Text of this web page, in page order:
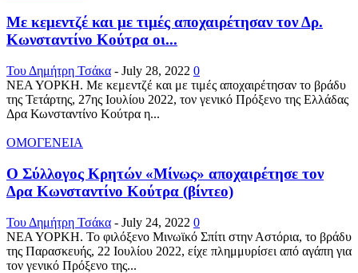
Με κεμεντζέ και με τιμές αποχαιρέτησαν τον Δρ.
Κωνσταντίνο Κούτρα οι...
Του Δημήτρη Τσάκα - July 28, 2022 0
ΝΕΑ ΥΟΡΚΗ. Με κεμεντζέ και με τιμές αποχαιρέτησαν το βράδυ
της Τετάρτης, 27ης Ιουλίου 2022, τον γενικό Πρόξενο της Ελλάδας
Δρα Κωνσταντίνο Κούτρα η...
ΟΜΟΓΕΝΕΙΑ
Ο Σύλλογος Κρητών «Μίνως» αποχαιρέτησε τον
Δρα Κωνσταντίνο Κούτρα (βίντεο)
Του Δημήτρη Τσάκα - July 24, 2022 0
ΝΕΑ ΥΟΡΚΗ. Το φιλόξενο Μινωϊκό Σπίτι στην Αστόρια, το βράδυ
της Παρασκευής, 22 Ιουλίου 2022, είχε πλημμυρίσει από αγάπη για
τον γενικό Πρόξενο της...